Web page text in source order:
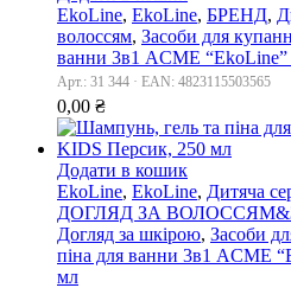
EkoLine, EkoLine, БРЕНД,
волоссям, Засоби для
ванни 3в1 ACME
Арт.: 31 344 · EAN: 4823115503565
0,00 ₴
Додати в кошик
EkoLine, EkoLine, Дитяча
ДОГЛЯД ЗА
Догляд за шкірою, Засоби
піна для ванни 3в1 ACME
мл